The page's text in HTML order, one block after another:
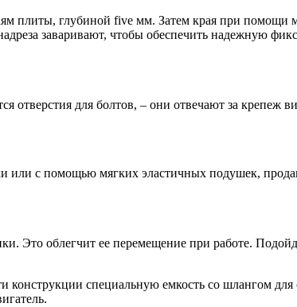
плиты, глубиной five мм. Затем края при помощи
заваривают, чтобы обеспечить надежную
для болтов, – они отвечают за крепеж
или с помощью мягких эластичных подушек,
Это облегчит ее перемещение при работе.
конструкции специальную емкость со шлангом